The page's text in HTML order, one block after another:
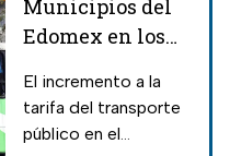
Municipios del
Edomex en los
a 11 pesos la
tarifa de
El incremento a la
tarifa del transporte
público en el